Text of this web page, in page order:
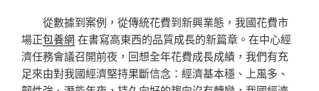
從數據到案例，從傳統花費到新興業態，我國花費市
場正包養網 在書寫高東西的品質成長的新篇章。在中心經
濟任務會議召開前夜，回想全年花費成長成績，我們有充
足來由對我國經濟堅持果斷信念：經濟基本穩、上風多、